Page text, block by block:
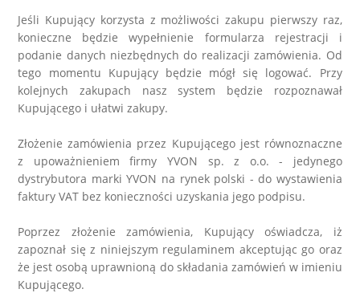
Jeśli Kupujący korzysta z możliwości zakupu pierwszy raz,
konieczne będzie wypełnienie formularza rejestracji i
podanie danych niezbędnych do realizacji zamówienia. Od
tego momentu Kupujący będzie mógł się logować. Przy
kolejnych zakupach nasz system będzie rozpoznawał
Kupującego i ułatwi zakupy.
Złożenie zamówienia przez Kupującego jest równoznaczne
z upoważnieniem firmy YVON sp. z o.o. - jedynego
dystrybutora marki YVON na rynek polski - do wystawienia
faktury VAT bez konieczności uzyskania jego podpisu.
Poprzez złożenie zamówienia, Kupujący oświadcza, iż
zapoznał się z niniejszym regulaminem akceptując go oraz
że jest osobą uprawnioną do składania zamówień w imieniu
Kupującego.